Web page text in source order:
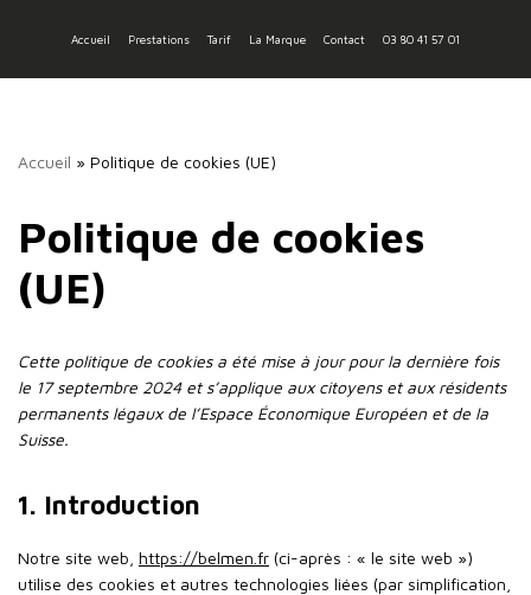
Accueil Prestations Tarif La Marque Contact 03 80 41 57 01
Accueil » Politique de cookies (UE)
Politique de cookies
(UE)
Cette politique de cookies a été mise à jour pour la dernière fois
le 17 septembre 2024 et s’applique aux citoyens et aux résidents
permanents légaux de l’Espace Économique Européen et de la
Suisse.
1. Introduction
Notre site web, https://belmen.fr (ci-après : « le site web »)
utilise des cookies et autres technologies liées (par simplification,